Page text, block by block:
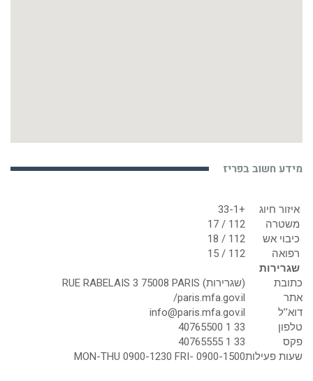
מידע חשוב בפריז
איזור חיוג
+33-1
משטרה
112 / 17
כיבוי אש
112 / 18
רפואה
112 / 15
שגרירות
כתובת
(שגרירות) RUE RABELAIS 3 75008 PARIS
אתר
paris.mfa.gov.il/
דוא’’ל
info@paris.mfa.gov.il
טלפון
33 1 40765500
פקס
33 1 40765555
שעות פעילותMON-THU 0900-1230 FRI- 0900-1500